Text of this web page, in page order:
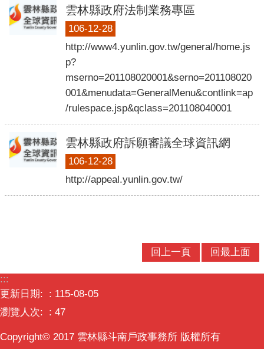
口
統
公
開
資
主
意
交
流
關
雲林縣政府法制業務專區
106-12-28
http://www4.yunlin.gov.tw/general/home.js
p?
mserno=201108020001&serno=201108020
001&menudata=GeneralMenu&contlink=ap
/rulespace.jsp&qclass=201108040001
雲林縣政府訴願審議全球資訊網
106-12-28
http://appeal.yunlin.gov.tw/
回上一頁 回最上面
:::
更新日期:
115-08-05
瀏覽人次:
47
Copyright© 2017 雲林縣斗南戶政事務所 版權所有